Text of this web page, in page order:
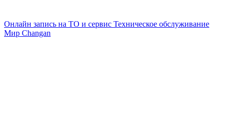
Онлайн запись на ТО и сервис Техническое обслуживание
Мир Changan